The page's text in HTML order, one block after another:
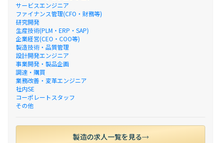
サービスエンジニア
ファイナンス管理(CFO・財務等)
研究開発
生産技術(PLM・ERP・SAP)
企業経営(CEO・COO等)
製造技術・品質管理
設計開発エンジニア
事業開発・製品企画
調達・購買
業務改善・変革エンジニア
社内SE
コーポレートスタッフ
その他
製造の求人一覧を見る